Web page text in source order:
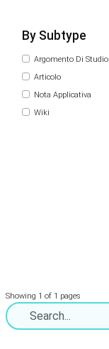
By Subtype
Argomento Di Studio
Articolo
Nota Applicativa
Wiki
Showing 1 of 1 pages